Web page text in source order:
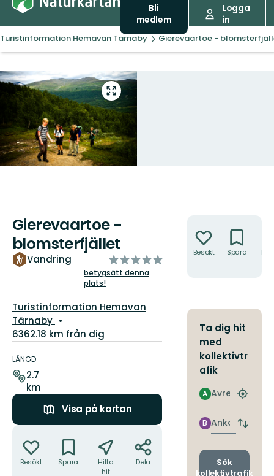
Bli
medlem
Logga
in
Turistinformation Hemavan Tärnaby Gierevaartoe -
Gå
till
helskärmsläge
Gierevaartoe -
blomsterfjället
Vandring
av
5
betygsätt denna
plats!
Guide:
Turistinformation Hemavan
Tärnaby
6362.18 km från dig
om
leden
LÄNGD
2.7
km
Visa på kartan
Besökt Spara
Hitta
hit
Dela
Besökt Spara
Ta dig hit
med
kollektivtr
afik
Avresa
A
Hitta
Ankomst
B
Byt
och
Sök
kollektivtrafik